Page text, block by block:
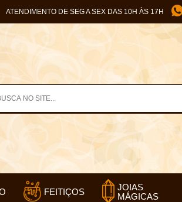
ATENDIMENTO DE SEG A SEX DAS 10H ÀS 17H
FEITIÇOS
JOIAS
MÁGICAS